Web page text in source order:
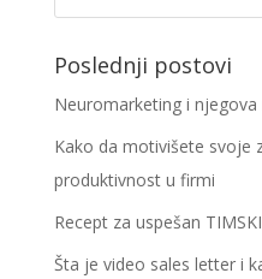
Poslednji postovi
Neuromarketing i
Kako da motivišete svoje
produktivnost u firmi
Recept za uspešan
Šta je video sales letter i